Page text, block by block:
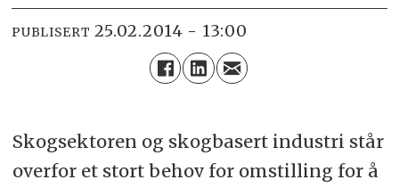
PUBLISERT 25.02.2014 - 13:00
Skogsektoren og skogbasert industri står
overfor et stort behov for omstilling for å